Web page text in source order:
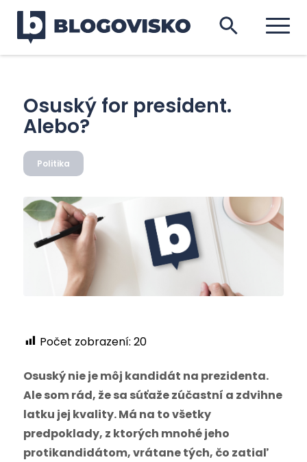
Osuský for president.
Alebo?
Politika
Počet zobrazení: 20
Osuský nie je môj kandidát na prezidenta.
Ale som rád, že sa súťaže zúčastní a zdvihne
latku jej kvality. Má na to všetky
predpoklady, z ktorých mnohé jeho
protikandidátom, vrátane tých, čo zatiaľ